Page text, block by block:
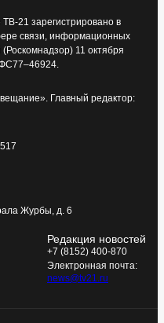
21 зарегистрировано в
связи, информационных
11 октября
Главный редактор:
Журбы, д. 6
Редакция новостей
+7 (8152) 400-870
Электронная почта:
news@tv21.ru